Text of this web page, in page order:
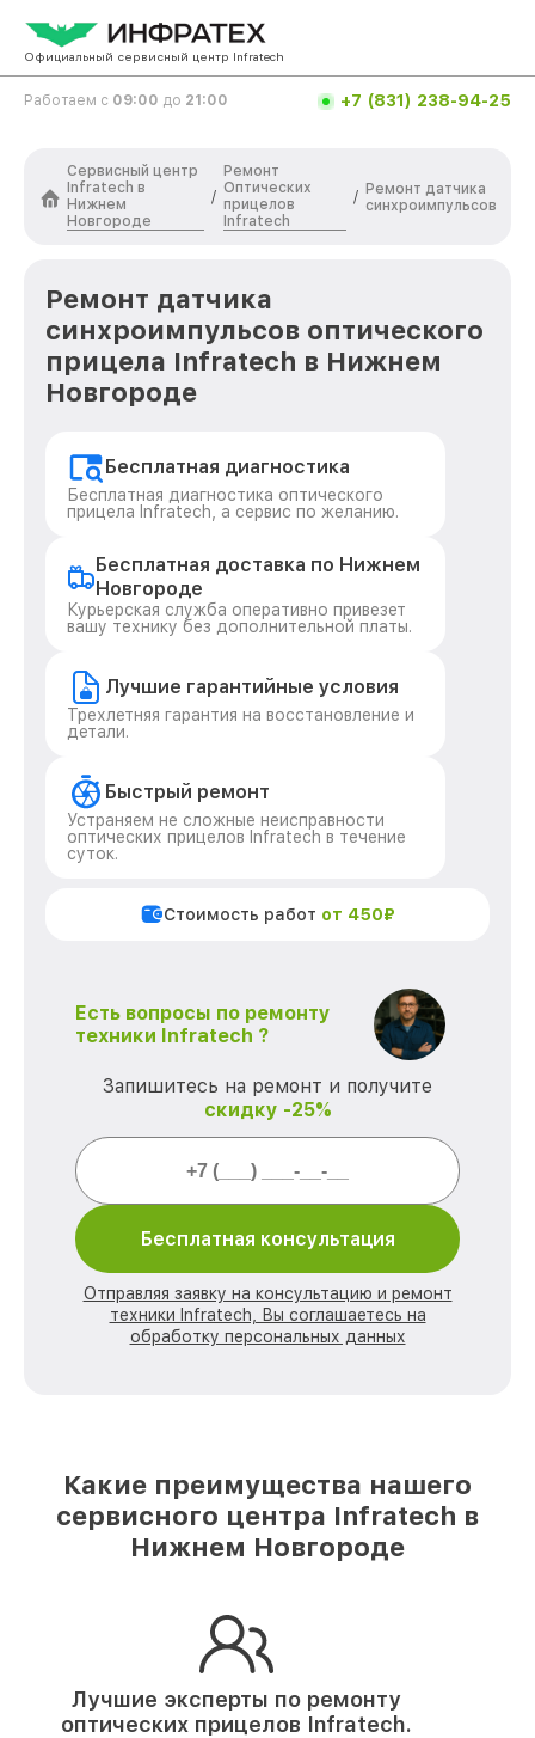
Официальный сервисный центр Infratech
Работаем с 09:00 до 21:00 +7 (831) 238-94-25
Сервисный центр
Infratech в
Нижнем
Новгороде
/
Ремонт
Оптических
прицелов
Infratech
/ Ремонт датчика
синхроимпульсов
Ремонт датчика
синхроимпульсов оптического
прицела Infratech в Нижнем
Новгороде
Бесплатная диагностика
Бесплатная диагностика оптического
прицела Infratech, а сервис по желанию.
Бесплатная доставка по Нижнем
Новгороде
Курьерская служба оперативно привезет
вашу технику без дополнительной платы.
Лучшие гарантийные условия
Трехлетняя гарантия на восстановление и
детали.
Быстрый ремонт
Устраняем не сложные неисправности
оптических прицелов Infratech в течение
суток.
Стоимость работ от 450₽
Есть вопросы по ремонту
техники Infratech ?
Запишитесь на ремонт и получите
скидку -25%
Бесплатная консультация
Отправляя заявку на консультацию и ремонт
техники Infratech, Вы соглашаетесь на
обработку персональных данных
Какие преимущества нашего
сервисного центра Infratech в
Нижнем Новгороде
Лучшие эксперты по ремонту
оптических прицелов Infratech.